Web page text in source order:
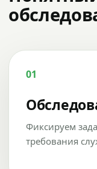
01
Фиксируем
требования